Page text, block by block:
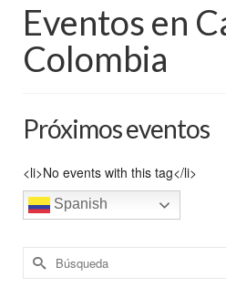
Eventos en
Colombia
Próximos eventos
<li>No events with this tag</li>
Spanish
Buscar
por: